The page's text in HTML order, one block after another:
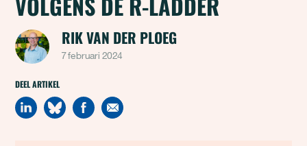
RIK VAN DER PLOEG
7 februari 2024
DEEL ARTIKEL